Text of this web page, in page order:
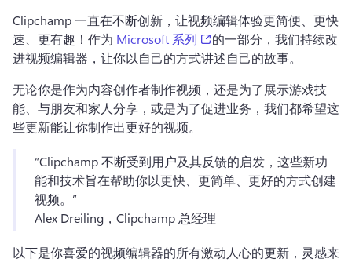
Clipchamp 一直在不断创新，让视频编辑体验更简便、更快
速、更有趣！作为 Microsoft 系列 (opens in a new tab)
的一部分，我们持续改
进视频编辑器，让你以自己的方式讲述自己的故事。
无论你是作为内容创作者制作视频，还是为了展示游戏技
能、与朋友和家人分享，或是为了促进业务，我们都希望这
些更新能让你制作出更好的视频。
“Clipchamp 不断受到用户及其反馈的启发，这些新功
能和技术旨在帮助你以更快、更简单、更好的方式创建
视频。”
Alex Dreiling，Clipchamp 总经理
以下是你喜爱的视频编辑器的所有激动人心的更新，灵感来